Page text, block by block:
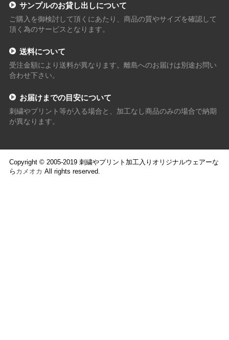
サンプルのお貸し出しについて
ご購入を御検討して頂くにあたり、商品の質やサイズを確認して
頂く為のサービスとなります。
送料について
受注金額により送料が異なります。離島へのお届けは別途お問い
合わせ下さい。
お届けまでの目安について
刺繍やプリント等が入る場合と、加工なし商品のみの場合で納期
が異なります。
Copyright © 2005-2019 刺繍やプリント加工入りオリジナルウェアーな
ら カメオカ All rights reserved.